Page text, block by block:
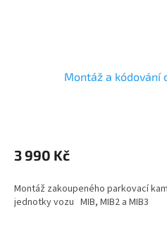
Montáž a kódování
produktu
je
z
5
3 990 Kč
Montáž zakoupeného parkovací
jednotky vozu MIB, MIB2 a MIB3